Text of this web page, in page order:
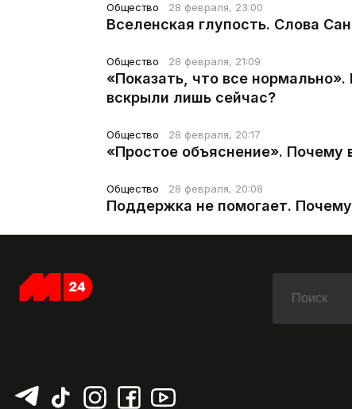
Общество 28 февраля, 23:00
Вселенская глупость. Слова
Общество 28 февраля, 21:09
«Показать, что все
вскрыли лишь сейчас?
Общество 28 февраля, 20:17
«Простое объяснение».
Общество 28 февраля, 20:08
Поддержка не помогает. Почему